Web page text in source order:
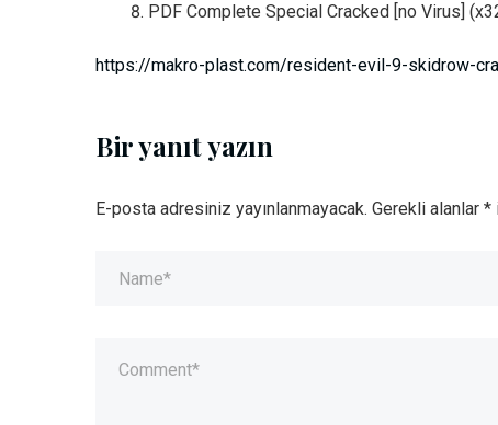
PDF Complete Special Cracked [no Virus]
https://makro-plast.com/resident-evil-9-skidrow-
Bir yanıt yazın
E-posta adresiniz yayınlanmayacak. Gerekli alanlar *